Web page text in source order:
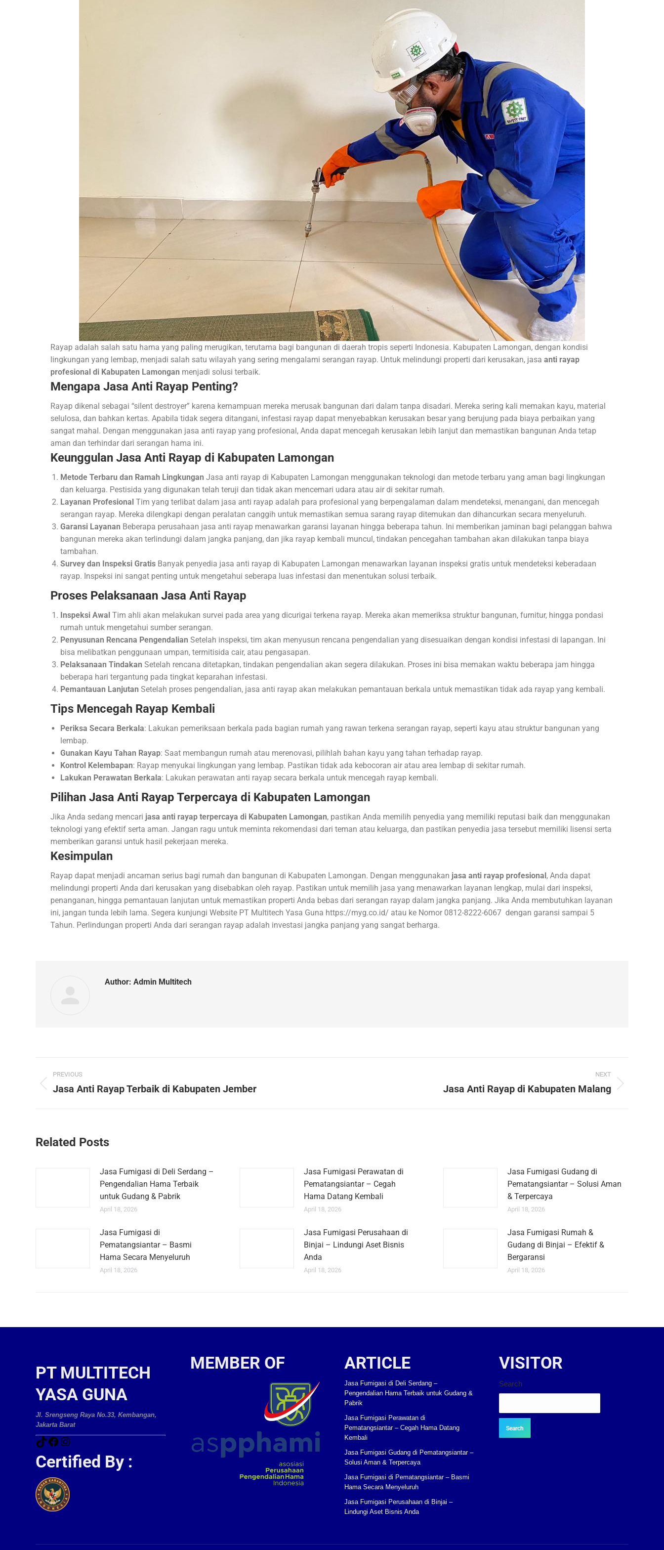
Rayap adalah salah satu hama yang paling merugikan, terutama bagi bangunan di daerah tropis seperti Indonesia. Kabupaten Lamongan, dengan kondisi
lingkungan yang lembap, menjadi salah satu wilayah yang sering mengalami serangan rayap. Untuk melindungi properti dari kerusakan, jasa anti rayap
profesional di Kabupaten Lamongan menjadi solusi terbaik.
Mengapa Jasa Anti Rayap Penting?
Rayap dikenal sebagai “silent destroyer” karena kemampuan mereka merusak bangunan dari dalam tanpa disadari. Mereka sering kali memakan kayu, material
selulosa, dan bahkan kertas. Apabila tidak segera ditangani, infestasi rayap dapat menyebabkan kerusakan besar yang berujung pada biaya perbaikan yang
sangat mahal. Dengan menggunakan jasa anti rayap yang profesional, Anda dapat mencegah kerusakan lebih lanjut dan memastikan bangunan Anda tetap
aman dan terhindar dari serangan hama ini.
Keunggulan Jasa Anti Rayap di Kabupaten Lamongan
Metode Terbaru dan Ramah Lingkungan Jasa anti rayap di Kabupaten Lamongan menggunakan teknologi dan metode terbaru yang aman bagi lingkungan
dan keluarga. Pestisida yang digunakan telah teruji dan tidak akan mencemari udara atau air di sekitar rumah.
Layanan Profesional Tim yang terlibat dalam jasa anti rayap adalah para profesional yang berpengalaman dalam mendeteksi, menangani, dan mencegah
serangan rayap. Mereka dilengkapi dengan peralatan canggih untuk memastikan semua sarang rayap ditemukan dan dihancurkan secara menyeluruh.
Garansi Layanan Beberapa perusahaan jasa anti rayap menawarkan garansi layanan hingga beberapa tahun. Ini memberikan jaminan bagi pelanggan bahwa
bangunan mereka akan terlindungi dalam jangka panjang, dan jika rayap kembali muncul, tindakan pencegahan tambahan akan dilakukan tanpa biaya
tambahan.
Survey dan Inspeksi Gratis Banyak penyedia jasa anti rayap di Kabupaten Lamongan menawarkan layanan inspeksi gratis untuk mendeteksi keberadaan
rayap. Inspeksi ini sangat penting untuk mengetahui seberapa luas infestasi dan menentukan solusi terbaik.
Proses Pelaksanaan Jasa Anti Rayap
Inspeksi Awal Tim ahli akan melakukan survei pada area yang dicurigai terkena rayap. Mereka akan memeriksa struktur bangunan, furnitur, hingga pondasi
rumah untuk mengetahui sumber serangan.
Penyusunan Rencana Pengendalian Setelah inspeksi, tim akan menyusun rencana pengendalian yang disesuaikan dengan kondisi infestasi di lapangan. Ini
bisa melibatkan penggunaan umpan, termitisida cair, atau pengasapan.
Pelaksanaan Tindakan Setelah rencana ditetapkan, tindakan pengendalian akan segera dilakukan. Proses ini bisa memakan waktu beberapa jam hingga
beberapa hari tergantung pada tingkat keparahan infestasi.
Pemantauan Lanjutan Setelah proses pengendalian, jasa anti rayap akan melakukan pemantauan berkala untuk memastikan tidak ada rayap yang kembali.
Tips Mencegah Rayap Kembali
Periksa Secara Berkala: Lakukan pemeriksaan berkala pada bagian rumah yang rawan terkena serangan rayap, seperti kayu atau struktur bangunan yang
lembap.
Gunakan Kayu Tahan Rayap: Saat membangun rumah atau merenovasi, pilihlah bahan kayu yang tahan terhadap rayap.
Kontrol Kelembapan: Rayap menyukai lingkungan yang lembap. Pastikan tidak ada kebocoran air atau area lembap di sekitar rumah.
Lakukan Perawatan Berkala: Lakukan perawatan anti rayap secara berkala untuk mencegah rayap kembali.
Pilihan Jasa Anti Rayap Terpercaya di Kabupaten Lamongan
Jika Anda sedang mencari jasa anti rayap terpercaya di Kabupaten Lamongan, pastikan Anda memilih penyedia yang memiliki reputasi baik dan menggunakan
teknologi yang efektif serta aman. Jangan ragu untuk meminta rekomendasi dari teman atau keluarga, dan pastikan penyedia jasa tersebut memiliki lisensi serta
memberikan garansi untuk hasil pekerjaan mereka.
Kesimpulan
Rayap dapat menjadi ancaman serius bagi rumah dan bangunan di Kabupaten Lamongan. Dengan menggunakan jasa anti rayap profesional, Anda dapat
melindungi properti Anda dari kerusakan yang disebabkan oleh rayap. Pastikan untuk memilih jasa yang menawarkan layanan lengkap, mulai dari inspeksi,
penanganan, hingga pemantauan lanjutan untuk memastikan properti Anda bebas dari serangan rayap dalam jangka panjang. Jika Anda membutuhkan layanan
ini, jangan tunda lebih lama. Segera kunjungi Website PT Multitech Yasa Guna https://myg.co.id/ atau ke Nomor 0812-8222-6067 dengan garansi sampai 5
Tahun. Perlindungan properti Anda dari serangan rayap adalah investasi jangka panjang yang sangat berharga.
Author: Admin Multitech
PREVIOUS
Jasa Anti Rayap Terbaik di Kabupaten Jember
NEXT
Jasa Anti Rayap di Kabupaten Malang
Related Posts
Jasa Fumigasi di Deli Serdang –
Pengendalian Hama Terbaik
untuk Gudang & Pabrik
April 18, 2026
Jasa Fumigasi Perawatan di
Pematangsiantar – Cegah
Hama Datang Kembali
April 18, 2026
Jasa Fumigasi Gudang di
Pematangsiantar – Solusi Aman
& Terpercaya
April 18, 2026
Jasa Fumigasi di
Pematangsiantar – Basmi
Hama Secara Menyeluruh
April 18, 2026
Jasa Fumigasi Perusahaan di
Binjai – Lindungi Aset Bisnis
Anda
April 18, 2026
Jasa Fumigasi Rumah &
Gudang di Binjai – Efektif &
Bergaransi
April 18, 2026
PT MULTITECH
YASA GUNA
Jl. Srengseng Raya No.33, Kembangan,
Jakarta Barat
Certified By :
MEMBER OF ARTICLE
Jasa Fumigasi di Deli Serdang –
Pengendalian Hama Terbaik untuk Gudang &
Pabrik
Jasa Fumigasi Perawatan di
Pematangsiantar – Cegah Hama Datang
Kembali
Jasa Fumigasi Gudang di Pematangsiantar –
Solusi Aman & Terpercaya
Jasa Fumigasi di Pematangsiantar – Basmi
Hama Secara Menyeluruh
Jasa Fumigasi Perusahaan di Binjai –
Lindungi Aset Bisnis Anda
VISITOR
Search
Search